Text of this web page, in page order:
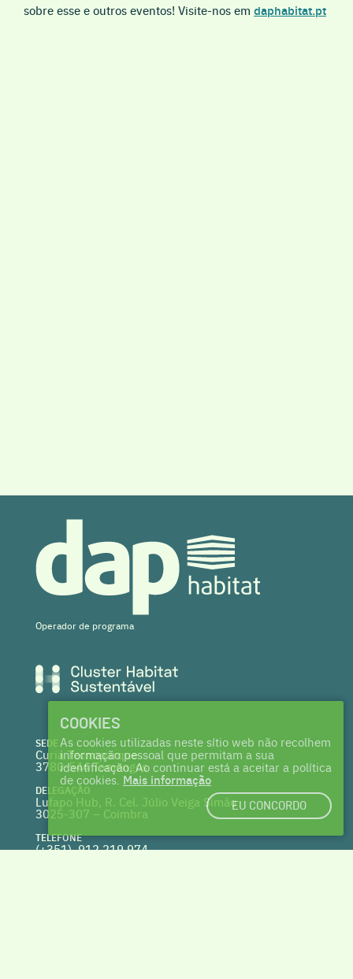
sobre esse e outros eventos! Visite-nos em daphabitat.pt
Operador de programa
SEDE
Curia Tecnoparque
3780-544 Tamengos
DELEGAÇÃO
Lufapo Hub, R. Cel. Júlio Veiga Simão
3025-307 – Coimbra
TELEFONE
(+351) 912 219 974
COOKIES
As cookies utilizadas neste sítio web não recolhem
informação pessoal que permitam a sua
identificação. Ao continuar está a aceitar a política
de cookies. Mais informação
EU CONCORDO